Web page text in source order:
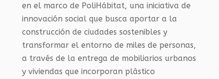
en el marco de PoliHábitat, una iniciativa de
innovación social que busca aportar a la
construcción de ciudades sostenibles y
transformar el entorno de miles de personas,
a través de la entrega de mobiliarios urbanos
y viviendas que incorporan plástico